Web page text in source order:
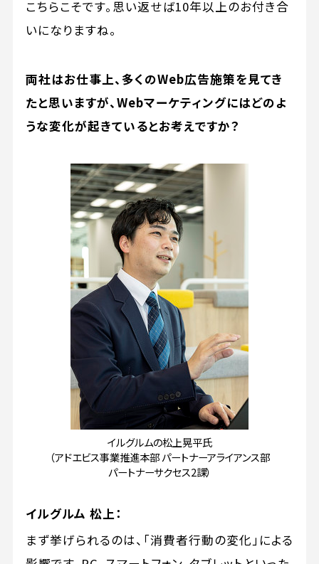
こちらこそです。思い返せば10年以上のお付き合
いになりますね。
両社はお仕事上、多くのWeb広告施策を見てき
たと思いますが、Webマーケティングにはどのよ
うな変化が起きているとお考えですか？
イルグルムの松上晃平氏
（アドエビス事業推進本部 パートナーアライアンス部
パートナーサクセス2課）
イルグルム 松上：
まず挙げられるのは、「消費者行動の変化」による